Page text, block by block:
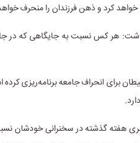
کرد و ذهن فرزندان را منحرف
هر کس نسبت به جایگاهی که در
برای انحراف جامعه برنامه‌ریزی
هفته گذشته در سخنرانی خودشان